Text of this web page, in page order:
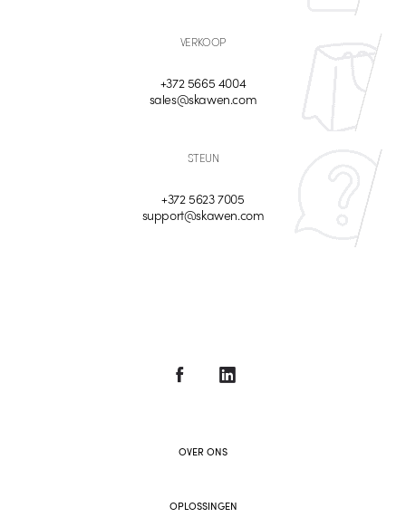
VERKOOP
+372 5665 4004
sales@skawen.com
STEUN
+372 5623 7005
support@skawen.com
OVER ONS
OPLOSSINGEN